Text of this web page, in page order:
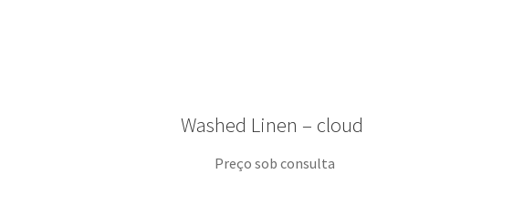
Washed Linen – cloud
Preço sob consulta